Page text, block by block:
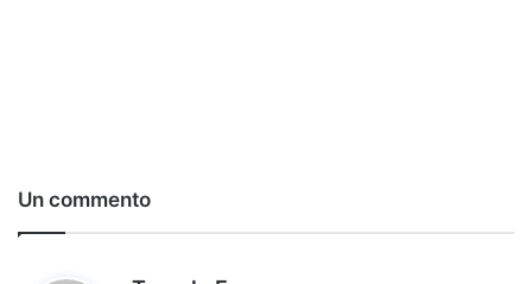
Un commento